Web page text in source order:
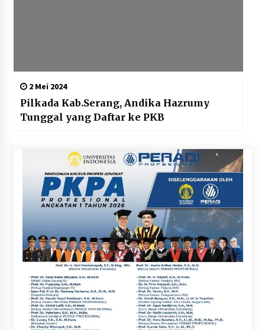
2 Mei 2024
Pilkada Kab.Serang, Andika Hazrumy
Tunggal yang Daftar ke PKB